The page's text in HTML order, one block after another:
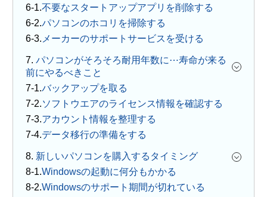
不要なスタートアップアプリを削除する
パソコンのホコリを掃除する
メーカーのサポートサービスを受ける
7. パソコンがそろそろ耐用年数に⋯寿命が来る
前にやるべきこと
バックアップを取る
ソフトウエアのライセンス情報を確認する
アカウント情報を整理する
データ移行の準備をする
8. 新しいパソコンを購入するタイミング
Windowsの起動に何分もかかる
Windowsのサポート期間が切れている